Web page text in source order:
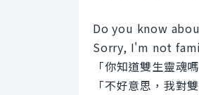
Do you know
Sorry, I'm not
「你知道雙生靈魂嗎
「不好意思，我對